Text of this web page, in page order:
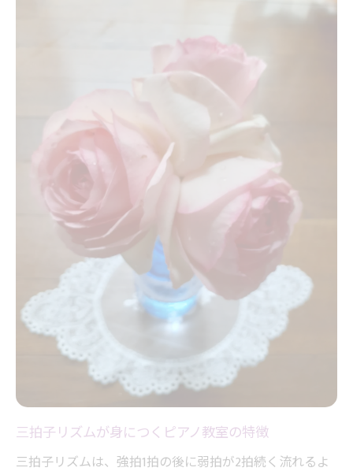
三拍子リズムが身につくピアノ教室の特徴
三拍子リズムは、強拍1拍の後に弱拍が2拍続く流れるよ